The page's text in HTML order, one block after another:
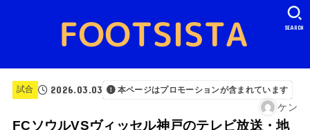
SEARCH
試合 2026.03.03 本ページはプロモーションが含まれています
ケン
FCソウルVSヴィッセル神戸のテレビ放送・地